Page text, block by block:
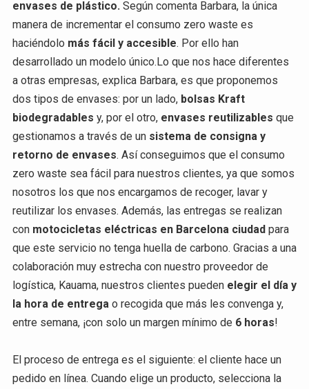
envases de plástico. Según comenta Barbara, la única
manera de incrementar el consumo zero waste es
haciéndolo más fácil y accesible. Por ello han
desarrollado un modelo único.Lo que nos hace diferentes
a otras empresas, explica Barbara, es que proponemos
dos tipos de envases: por un lado, bolsas Kraft
biodegradables y, por el otro, envases reutilizables que
gestionamos a través de un sistema de consigna y
retorno de envases. Así conseguimos que el consumo
zero waste sea fácil para nuestros clientes, ya que somos
nosotros los que nos encargamos de recoger, lavar y
reutilizar los envases. Además, las entregas se realizan
con motocicletas eléctricas en Barcelona ciudadpara
que este servicio no tenga huella de carbono. Gracias a una
colaboración muy estrecha con nuestro proveedor de
logística, Kauama, nuestros clientes pueden elegir el día y
la hora de entrega o recogida que más les convenga y,
entre semana, ¡con solo un margen mínimo de 6 horas!
El proceso de entrega es el siguiente: el cliente hace un
pedido en línea. Cuando elige un producto, selecciona la